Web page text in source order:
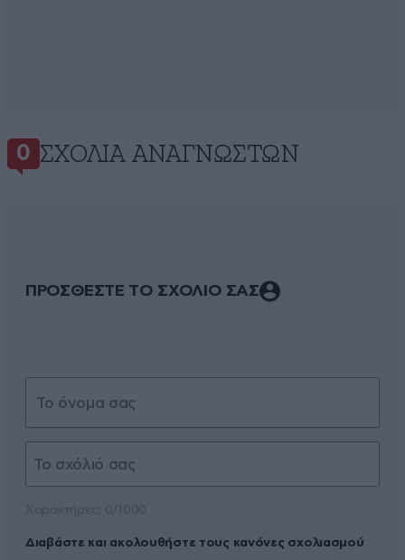
0 ΣΧΌΛΙΑ ΑΝΑΓΝΩΣΤΏΝ
ΠΡΟΣΘΕΣΤΕ ΤΟ ΣΧΟΛΙΟ ΣΑΣ
Διαβάστε και ακολουθήστε τους κανόνες σχολιασμού